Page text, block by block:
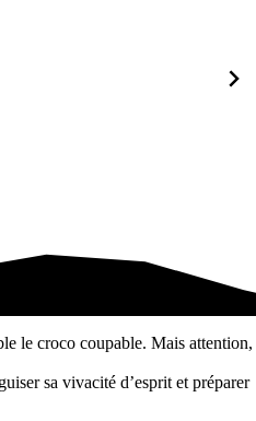
le croco coupable. Mais attention,
sa vivacité d’esprit et préparer